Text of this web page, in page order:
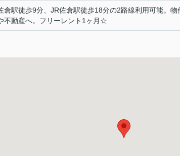
倉駅徒歩9分、JR佐倉駅徒歩18分の2路線利用可能。
不動産へ。フリーレント1ヶ月☆